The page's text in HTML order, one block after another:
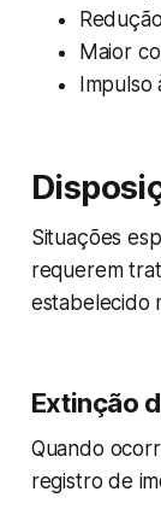
Maior
Impulso
Situações
requerem
estabelecido
Extinção
Quando
registro de